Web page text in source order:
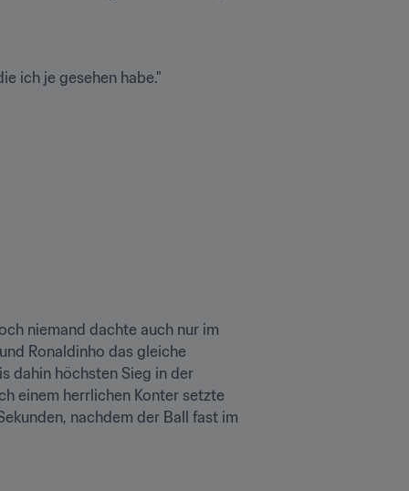
niemand dachte auch nur im
Ronaldinho das gleiche
dahin höchsten Sieg in der
einem herrlichen Konter setzte
nachdem der Ball fast im